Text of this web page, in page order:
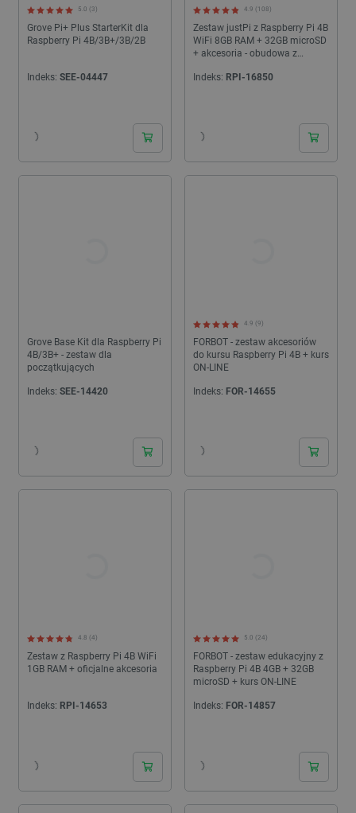
Grove Pi+ Plus StarterKit dla
Raspberry Pi 4B/3B+/3B/2B
5.0 (3)
Indeks: SEE-04447
Zestaw justPi z Raspberry Pi 4B
WiFi 8GB RAM + 32GB microSD
+ akcesoria - obudowa z
4.9 (108)
Indeks: RPI-16850
Grove Base Kit dla Raspberry Pi
4B/3B+ - zestaw dla
początkujących
Indeks: SEE-14420
FORBOT - zestaw akcesoriów
do kursu Raspberry Pi 4B + kurs
ON-LINE
4.9 (9)
Indeks: FOR-14655
Zestaw z Raspberry Pi 4B WiFi
1GB RAM + oficjalne akcesoria
4.8 (4)
Indeks: RPI-14653
FORBOT - zestaw edukacyjny z
Raspberry Pi 4B 4GB + 32GB
microSD + kurs ON-LINE
5.0 (24)
Indeks: FOR-14857